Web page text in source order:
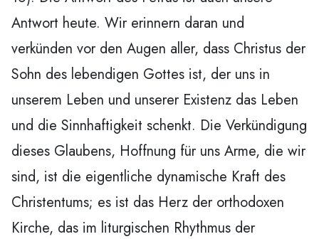
Antwort heute. Wir erinnern daran und
verkünden vor den Augen aller, dass Christus der
Sohn des lebendigen Gottes ist, der uns in
unserem Leben und unserer Existenz das Leben
und die Sinnhaftigkeit schenkt. Die Verkündigung
dieses Glaubens, Hoffnung für uns Arme, die wir
sind, ist die eigentliche dynamische Kraft des
Christentums; es ist das Herz der orthodoxen
Kirche, das im liturgischen Rhythmus der